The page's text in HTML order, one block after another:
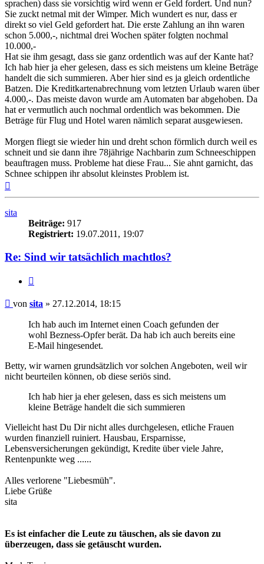
sprachen) dass sie vorsichtig wird wenn er Geld fordert. Und nun?
Sie zuckt netmal mit der Wimper. Mich wundert es nur, dass er
direkt so viel Geld gefordert hat. Die erste Zahlung an ihn waren
schon 5.000,-, nichtmal drei Wochen später folgten nochmal
10.000,-
Hat sie ihm gesagt, dass sie ganz ordentlich was auf der Kante hat?
Ich hab hier ja eher gelesen, dass es sich meistens um kleine Beträge
handelt die sich summieren. Aber hier sind es ja gleich ordentliche
Batzen. Die Kreditkartenabrechnung vom letzten Urlaub waren über
4.000,-. Das meiste davon wurde am Automaten bar abgehoben. Da
hat er vermutlich auch nochmal ordentlich was bekommen. Die
Beträge für Flug und Hotel waren nämlich separat ausgewiesen.
Morgen fliegt sie wieder hin und dreht schon förmlich durch weil es
schneit und sie dann ihre 78jährige Nachbarin zum Schneeschippen
beauftragen muss. Probleme hat diese Frau... Sie ahnt garnicht, das
Schnee schippen ihr absolut kleinstes Problem ist.
sita
Beiträge: 917
Registriert: 19.07.2011, 19:07
Re: Sind wir tatsächlich machtlos?
Beitrag
von sita » 27.12.2014, 18:15
Ich hab auch im Internet einen Coach gefunden der
wohl Bezness-Opfer berät. Da hab ich auch bereits eine
E-Mail hingesendet.
Betty, wir warnen grundsätzlich vor solchen Angeboten, weil wir
nicht beurteilen können, ob diese seriös sind.
Ich hab hier ja eher gelesen, dass es sich meistens um
kleine Beträge handelt die sich summieren
Vielleicht hast Du Dir nicht alles durchgelesen, etliche Frauen
wurden finanziell ruiniert. Hausbau, Ersparnisse,
Lebensversicherungen gekündigt, Kredite über viele Jahre,
Rentenpunkte weg ......
Alles verlorene "Liebesmüh".
Liebe Grüße
sita
Es ist einfacher die Leute zu täuschen, als sie davon zu
überzeugen, dass sie getäuscht wurden.